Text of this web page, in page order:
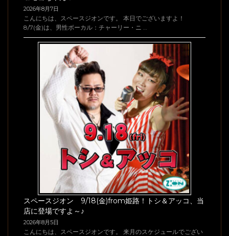
2026年8月7日
こんにちは、スペースジオンです。 本日でございますよ！
8/7(金)は、男性ボーカル：チャーリー・ニ …
スペースジオン 9/18(金)from姫路！トシ＆アッコ、当
店に登場ですよ～♪
2026年8月5日
こんにちは、スペースジオンです。 来月のスケジュールでござい